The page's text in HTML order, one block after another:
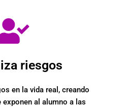
riesgos
en la vida real, creando
al alumno a las